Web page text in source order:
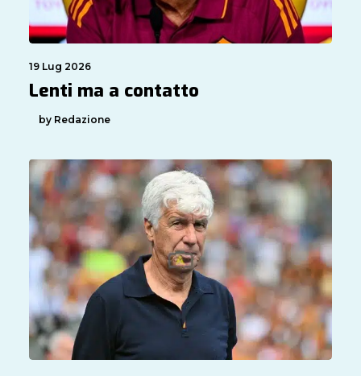
19 Lug 2026
Lenti ma a contatto
by Redazione